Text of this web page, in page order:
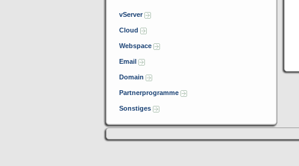
vServer
Cloud
Webspace
Email
Domain
Partnerprogramme
Sonstiges